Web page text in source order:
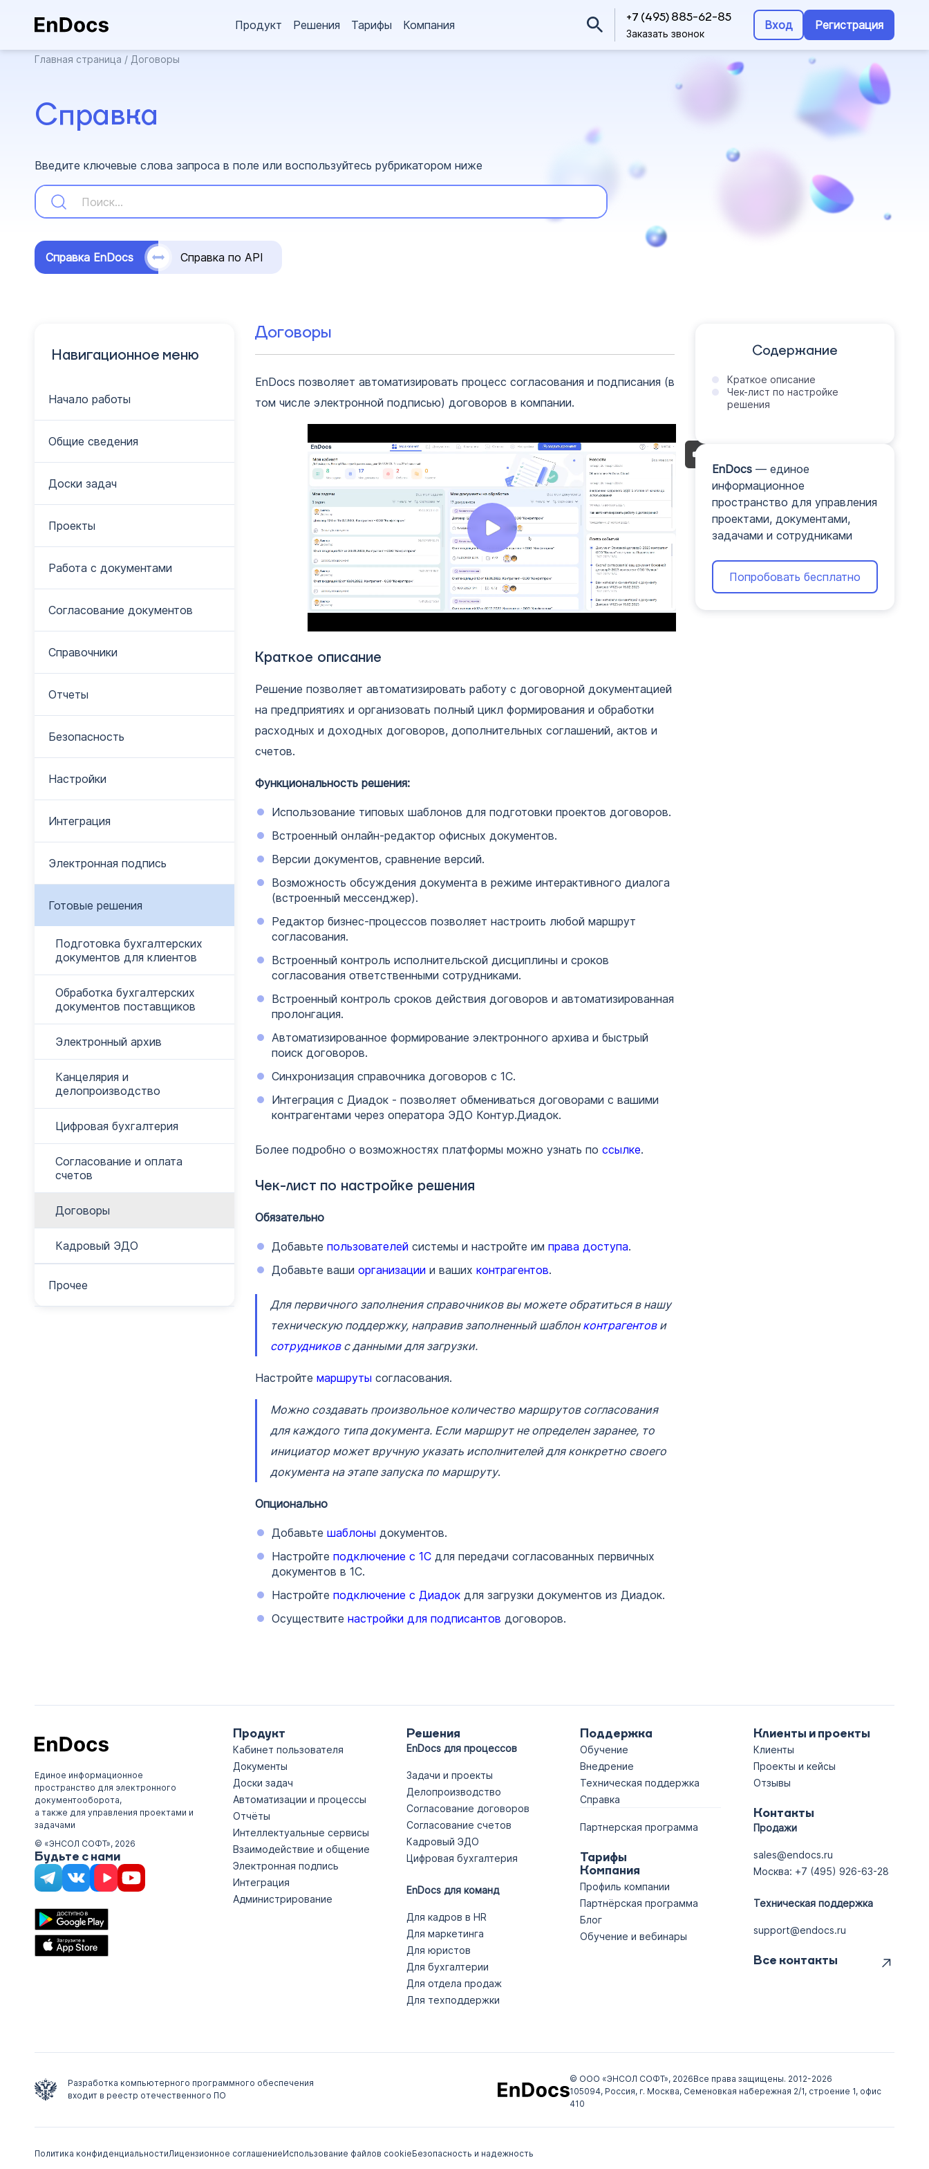
Продукт Решения Тарифы Компания +7 (495) 885-62-85
Заказать звонок
Вход Регистрация
Главная страница / Договоры
Справка
Введите ключевые слова запроса в поле или воспользуйтесь рубрикатором ниже
Справка EnDocs Справка по API
Навигационное меню
Начало работы
Общие сведения
Доски задач
Проекты
Работа с документами
Согласование документов
Справочники
Отчеты
Безопасность
Настройки
Интеграция
Электронная подпись
Готовые решения
Подготовка бухгалтерских
документов для клиентов
Обработка бухгалтерских
документов поставщиков
Электронный архив
Канцелярия и
делопроизводство
Цифровая бухгалтерия
Согласование и оплата
счетов
Договоры
Кадровый ЭДО
Прочее
Договоры
EnDocs позволяет автоматизировать процесс согласования и подписания (в
том числе электронной подписью) договоров в компании.
Краткое описание
Решение позволяет автоматизировать работу с договорной документацией
на предприятиях и организовать полный цикл формирования и обработки
расходных и доходных договоров, дополнительных соглашений, актов и
счетов.
Функциональность решения:
Использование типовых шаблонов для подготовки проектов договоров.
Встроенный онлайн-редактор офисных документов.
Версии документов, сравнение версий.
Возможность обсуждения документа в режиме интерактивного диалога
(встроенный мессенджер).
Редактор бизнес-процессов позволяет настроить любой маршрут
согласования.
Встроенный контроль исполнительской дисциплины и сроков
согласования ответственными сотрудниками.
Встроенный контроль сроков действия договоров и автоматизированная
пролонгация.
Автоматизированное формирование электронного архива и быстрый
поиск договоров.
Синхронизация справочника договоров с 1С.
Интеграция с Диадок - позволяет обмениваться договорами с вашими
контрагентами через оператора ЭДО Контур.Диадок.
Более подробно о возможностях платформы можно узнать по ссылке.
Чек-лист по настройке решения
Обязательно
Добавьте пользователей системы и настройте им права доступа.
Добавьте ваши организации и ваших контрагентов.
Для первичного заполнения справочников вы можете обратиться в нашу
техническую поддержку, направив заполненный шаблонконтрагентови
сотрудниковс данными для загрузки.
Настройте маршруты согласования.
Можно создавать произвольное количество маршрутов согласования
для каждого типа документа. Если маршрут не определен заранее, то
инициатор может вручную указать исполнителей для конкретно своего
документа на этапе запуска по маршруту.
Опционально
Добавьте шаблоны документов.
Настройте подключение с 1Сдля передачи согласованных первичных
документов в 1С.
Настройте подключение с Диадокдля загрузки документов из Диадок.
Осуществите настройки для подписантов договоров.
Содержание
Краткое описание
Чек-лист по настройке
решения
EnDocs— единое
информационное
пространство для управления
проектами, документами,
задачами и сотрудниками
Попробовать бесплатно
Единое информационное
пространство для электронного
документооборота,
а также для управления проектами и
задачами
© «ЭНСОЛ СОФТ», 2026
Будьте с нами
Продукт
Кабинет пользователя
Документы
Доски задач
Автоматизации и процессы
Отчёты
Интеллектуальные сервисы
Взаимодействие и общение
Электронная подпись
Интеграция
Администрирование
Решения
EnDocs для процессов
Задачи и проекты
Делопроизводство
Согласование договоров
Согласование счетов
Кадровый ЭДО
Цифровая бухгалтерия
EnDocs для команд
Для кадров в HR
Для маркетинга
Для юристов
Для бухгалтерии
Для отдела продаж
Для техподдержки
Поддержка
Обучение
Внедрение
Техническая поддержка
Справка
Партнерская программа
Тарифы
Компания
Профиль компании
Партнёрская программа
Блог
Обучение и вебинары
Клиенты и проекты
Клиенты
Проекты и кейсы
Отзывы
Контакты
Продажи
sales@endocs.ru
Москва: +7 (495) 926-63-28
Техническая поддержка
support@endocs.ru
Все контакты
Разработка компьютерного программного обеспечения
входит в реестр отечественного ПО
© ООО «ЭНСОЛ СОФТ», 2026Все права защищены. 2012-2026
105094, Россия, г. Москва, Семеновкая набережная 2/1, строение 1, офис
410
Политика конфиденциальностиЛицензионное соглашениеИспользование файлов cookieБезопасность и надежность